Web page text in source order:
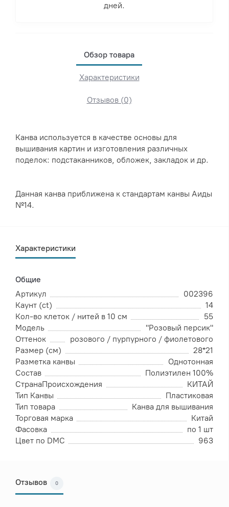
дней.
Обзор товара
Характеристики
Отзывов (0)
Канва используется в качестве основы для
вышивания картин и изготовления различных
поделок: подстаканников, обложек, закладок и др.
Данная канва приближена к стандартам канвы Аиды
№14.
Характеристики
Общие
Артикул
002396
Каунт (ct)
14
Кол-во клеток / нитей в 10 см
55
Модель
"Розовый персик"
Оттенок
розового / пурпурного / фиолетового
Размер (см)
28*21
Разметка канвы
Однотонная
Состав
Полиэтилен 100%
СтранаПроисхождения
КИТАЙ
Тип Канвы
Пластиковая
Тип товара
Канва для вышивания
Торговая марка
Китай
Фасовка
по 1 шт
Цвет по DMC
963
Отзывов 0